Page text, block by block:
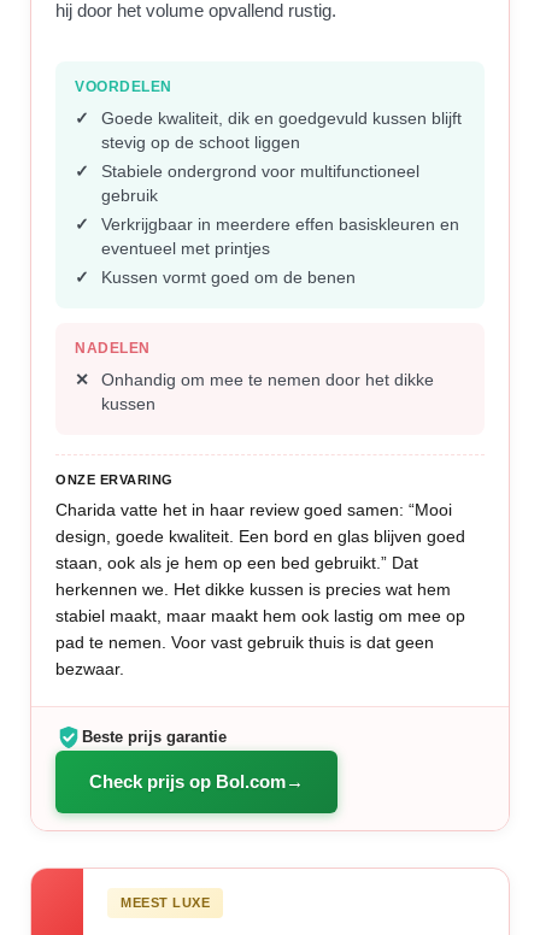
hij door het volume opvallend rustig.
VOORDELEN
Goede kwaliteit, dik en goedgevuld kussen blijft
stevig op de schoot liggen
Stabiele ondergrond voor multifunctioneel
gebruik
Verkrijgbaar in meerdere effen basiskleuren en
eventueel met printjes
Kussen vormt goed om de benen
NADELEN
Onhandig om mee te nemen door het dikke
kussen
ONZE ERVARING
Charida vatte het in haar review goed samen: “Mooi
design, goede kwaliteit. Een bord en glas blijven goed
staan, ook als je hem op een bed gebruikt.” Dat
herkennen we. Het dikke kussen is precies wat hem
stabiel maakt, maar maakt hem ook lastig om mee op
pad te nemen. Voor vast gebruik thuis is dat geen
bezwaar.
Beste prijs garantie
Check prijs op Bol.com
MEEST LUXE